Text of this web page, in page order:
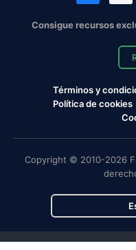
Consigue recursos
Términos y
Política de cookies
Copyright © 2010-2026